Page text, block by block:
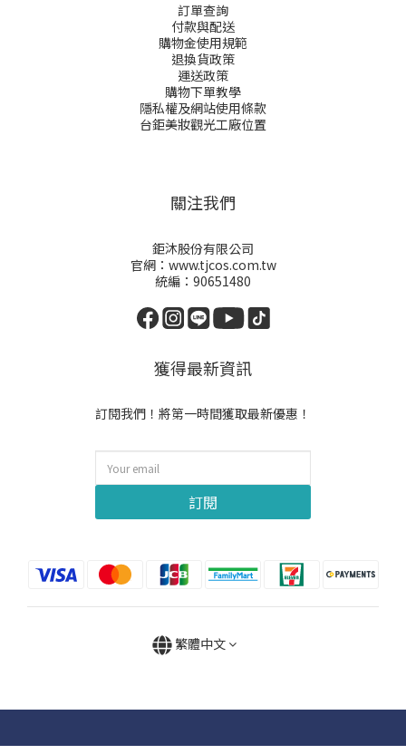
訂單查詢
付款與配送
購物金使用規範
退換貨政策
運送政策
購物下單教學
隱私權及網站使用條款
台鉅美妝觀光工廠位置
關注我們
鉅沐股份有限公司
官網：www.tjcos.com.tw
統編：90651480
獲得最新資訊
訂閱我們！將第一時間獲取最新優惠！
訂閱
繁體中文